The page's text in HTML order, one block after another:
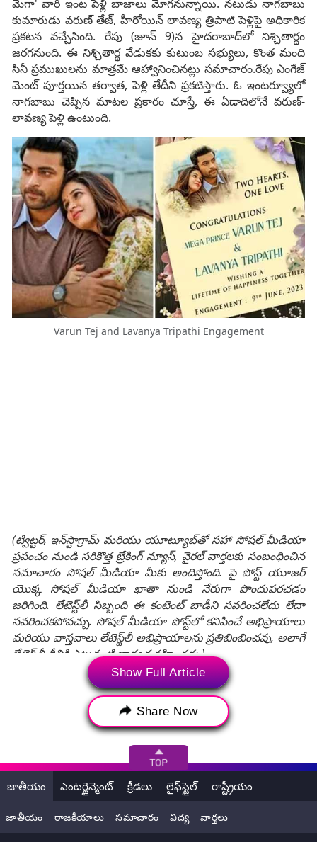
మెగా' వారి ఇంట పెళ్లి బాజాలు మోగనున్నాయి. నటుడు నాగబాబు
కుమారుడు వరుణ్‌ తేజ్‌, హీరోయిన్‌ లావణ్య త్రిపాటి పెళ్లిపై అధికారిక
ప్రకటన వచ్చేసింది. రేపు (జూన్‌ 9)న హైదరాబాద్‌లో నిశ్చితార్థం
జరగనుంది. ఈ నిశ్చితార్థ వేడుకకు కుటుంబ సభ్యులు, కొంత మంది
సినీ ప్రముఖులను మాత్రమే ఆహ్వానించినట్లు సమాచారం.రేపు ఎంగేజ్
మెంట్ పూర్తయిన తర్వాత, పెళ్లి తేదీని ప్రకటిస్తారు. ఓ ఇంటర్వ్యూలో
నాగబాబు చెప్పిన మాటల ప్రకారం చూస్తే, ఈ ఏడాదిలోనే వరుణ్-
లావణ్య పెళ్లి ఉంటుంది.
Varun Tej and Lavanya Tripathi Engagement
(ట్విట్టర్, ఇన్‌స్టాగ్రామ్ మరియు యూట్యూబ్‌తో సహా సోషల్ మీడియా
ప్రపంచం నుండి సరికొత్త బ్రేకింగ్ న్యూస్, వైరల్ వార్తలకు సంబంధించిన
సమాచారం సోషల్ మీడియా మీకు అందిస్తోంది. పై పోస్ట్ యూజర్
యొక్క సోషల్ మీడియా ఖాతా నుండి నేరుగా పొందుపరచడం
జరిగింది. లేటెస్ట్‌లీ సిబ్బంది ఈ కంటెంట్ బాడీని సవరించలేదు లేదా
సవరించకపోవచ్చు. సోషల్ మీడియా పోస్ట్‌లో కనిపించే అభిప్రాయాలు
మరియు వాస్తవాలు లేటెస్ట్‌లీ అభిప్రాయాలను ప్రతిబింబించవు, అలాగే
లేటెస్ట్‌లీ దీనికి ఎటువంటి బాధ్యత వహించదు.)
Lavanya Tripathi
Lavanya Tripathi engaged
Varun Tej and Lavanya Tripathi Engagement
Varun Tej engaged లావణ్య త్రిపాఠి వరుణ్‌తేజ్‌
Show Full Article
Share Now
జాతీయం ఎంటర్టైన్మెంట్ క్రీడలు లైఫ్‌స్టైల్ రాష్ట్రీయం
జాతీయం రాజకీయాలు సమాచారం విద్య వార్తలు